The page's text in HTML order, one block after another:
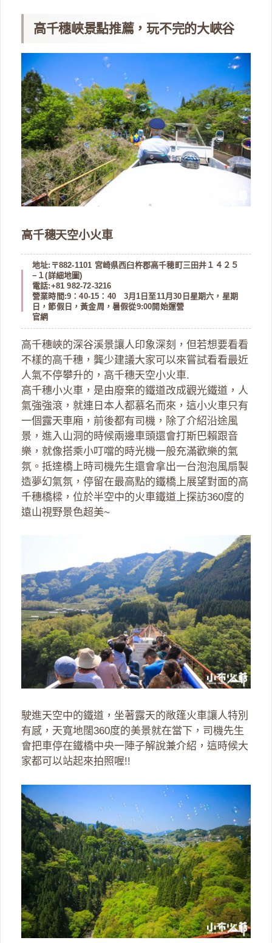
高千穗峽景點推薦，玩不完的大峽谷
高千穗天空小火車
地址:〒882-1101 宮崎県西臼杵郡高千穂町三田井１４２５
−１(詳細地圖)
電話:+81 982-72-3216
營業時間:9：40-15：40 3月1日至11月30日星期六，星期
日，節假日，黃金周，暑假從9:00開始運營
官網
高千穗峽的深谷溪景讓人印象深刻，但若想要看看
不樣的高千穗，龔少建議大家可以來嘗試看看最近
人氣不停攀升的，高千穗天空小火車.
高千穗小火車，是由廢棄的鐵道改成觀光鐵道，人
氣強強滾，就連日本人都慕名而來，這小火車只有
一個露天車廂，前後都有司機，除了介紹沿途風
景，進入山洞的時候兩邊車頭還會打斯巴賴跟音
樂，就像搭乘小叮噹的時光機一般充滿歡樂的氣
氛。抵達橋上時司機先生還會拿出一台泡泡風扇製
造夢幻氣氛，停留在最高點的鐵橋上展望對面的高
千穗橋樑，位於半空中的火車鐵道上探訪360度的
遠山視野景色超美~
駛進天空中的鐵道，坐著露天的敞篷火車讓人特別
有感，天寬地闊360度的美景就在當下，司機先生
會把車停在鐵橋中央一陣子解說兼介紹，這時候大
家都可以站起來拍照喔!!